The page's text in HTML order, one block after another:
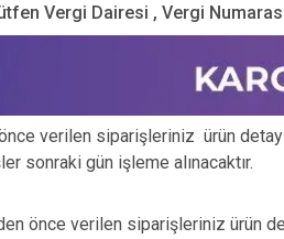
Vergi Dairesi , Vergi
önce verilen siparişleriniz ürün
sonraki gün işleme alınacaktır.
önce verilen siparişleriniz ürün